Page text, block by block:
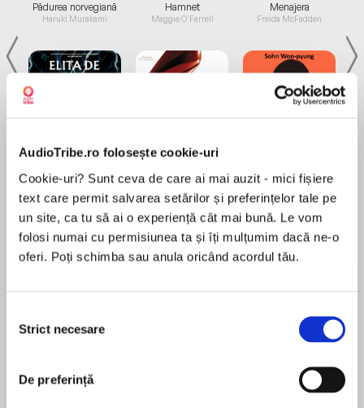
AudioTribe.ro folosește cookie-uri
Cookie-uri? Sunt ceva de care ai mai auzit - mici fișiere
text care permit salvarea setărilor și preferințelor tale pe
un site, ca tu să ai o experiență cât mai bună. Le vom
folosi numai cu permisiunea ta și îți mulțumim dacă ne-o
oferi. Poți schimba sau anula oricând acordul tău.
consimțământului
Strict necesare
De preferință
Pădurea norvegiană
Haruki Murakami
Elita de Argint (Elita
Hamnet
Maggie O'Farrell
Diavolul se îmbracă de
Menajera
Freida McFadden
Desprecarte
sora sa geamănă, iadului de la Auschwitz.
Naziștii le-au cruţat viața doar pentru că erau
În vara anului 1944, Eva Mozes Kor și familia ei au
MAI MULT